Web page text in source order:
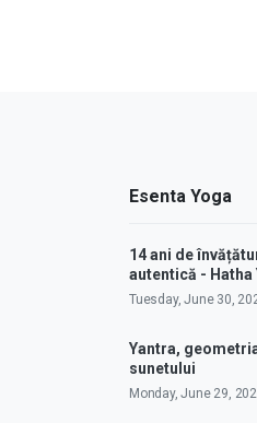
Esenta Yoga
14 ani de
autentică - Hatha
Tuesday, June 30,
Yantra,
sunetului
Monday, June 29,